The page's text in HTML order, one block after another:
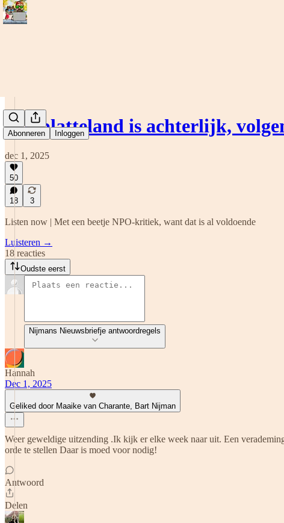
Abonneren Inloggen
Het platteland is achterlijk,
dec 1, 2025
50
18 3
Listen now | Met een beetje NPO-kritiek, want dat is al voldoende
Luisteren →
18 reacties
Oudste eerst
Nijmans Nieuwsbriefje antwoordregels
Hannah
Dec 1, 2025
Geliked door Maaike van Charante, Bart Nijman
Weer geweldige uitzending .Ik kijk er elke week naar uit. Een
orde te stellen Daar is moed voor nodig!
Antwoord
Delen